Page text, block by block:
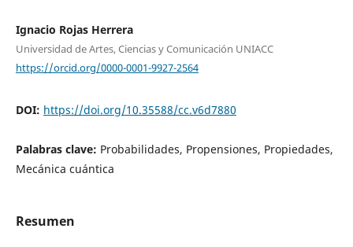
Ignacio Rojas Herrera
Universidad de Artes, Ciencias y Comunicación UNIACC
https://orcid.org/0000-0001-9927-2564
DOI: https://doi.org/10.35588/cc.v6d7880
Palabras clave: Probabilidades, Propensiones, Propiedades,
Mecánica cuántica
Resumen